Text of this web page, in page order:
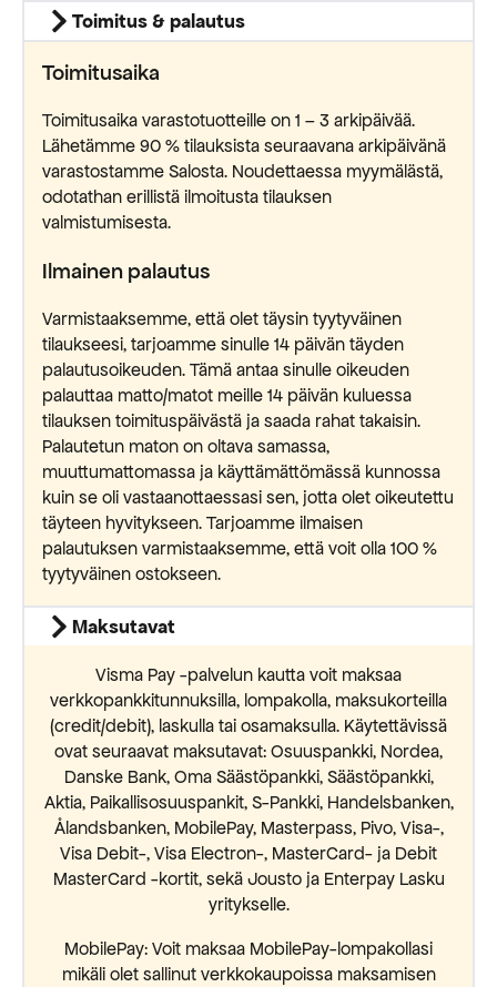
Toimitus & palautus
Toimitusaika
Toimitusaika varastotuotteille on 1 – 3 arkipäivää.
Lähetämme 90 % tilauksista seuraavana arkipäivänä
varastostamme Salosta. Noudettaessa myymälästä,
odotathan erillistä ilmoitusta tilauksen
valmistumisesta.
Ilmainen palautus
Varmistaaksemme, että olet täysin tyytyväinen
tilaukseesi, tarjoamme sinulle 14 päivän täyden
palautusoikeuden. Tämä antaa sinulle oikeuden
palauttaa matto/matot meille 14 päivän kuluessa
tilauksen toimituspäivästä ja saada rahat takaisin.
Palautetun maton on oltava samassa,
muuttumattomassa ja käyttämättömässä kunnossa
kuin se oli vastaanottaessasi sen, jotta olet oikeutettu
täyteen hyvitykseen. Tarjoamme ilmaisen
palautuksen varmistaaksemme, että voit olla 100 %
tyytyväinen ostokseen.
Maksutavat
Visma Pay -palvelun kautta voit maksaa
verkkopankkitunnuksilla, lompakolla, maksukorteilla
(credit/debit), laskulla tai osamaksulla. Käytettävissä
ovat seuraavat maksutavat: Osuuspankki, Nordea,
Danske Bank, Oma Säästöpankki, Säästöpankki,
Aktia, Paikallisosuuspankit, S-Pankki, Handelsbanken,
Ålandsbanken, MobilePay, Masterpass, Pivo, Visa-,
Visa Debit-, Visa Electron-, MasterCard- ja Debit
MasterCard -kortit, sekä Jousto ja Enterpay Lasku
yritykselle.
MobilePay: Voit maksaa MobilePay-lompakollasi
mikäli olet sallinut verkkokaupoissa maksamisen